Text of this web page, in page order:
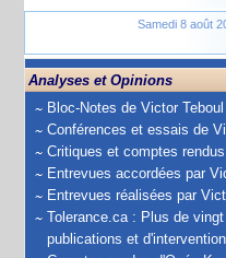
Samedi 8 août
Analyses et Opinions
Bloc-Notes de Victor Teboul
Conférences et essais de
Critiques et comptes
Entrevues accordées par
Entrevues réalisées par
Tolerance.ca : Plus de
publications et